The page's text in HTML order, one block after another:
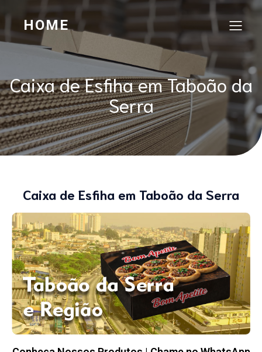
HOME
Caixa de Esfiha em Taboão da
Serra
Caixa de Esfiha em Taboão da Serra